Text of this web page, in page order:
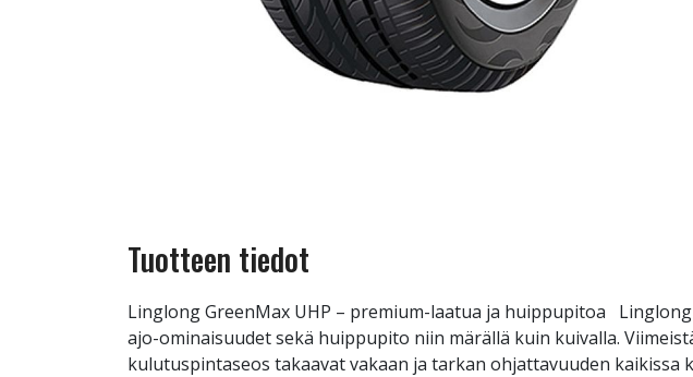
Tuotteen tiedot
Linglong GreenMax UHP – premium-laatua ja huippupitoa
ajo-ominaisuudet sekä huippupito niin märällä kuin kuivalla.
kulutuspintaseos takaavat vakaan ja tarkan ohjattavuuden